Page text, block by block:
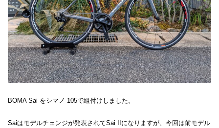
BOMA Sai をシマノ 105で組付けしました。
Saiはモデルチェンジが発表されてSai IIになりますが、今回は前モデル